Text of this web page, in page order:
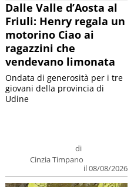
Dalle Valle d’Aosta al
Friuli: Henry regala un
motorino Ciao ai
ragazzini che
vendevano limonata
di
Cinzia Timpano
il 08/08/2026
Ondata di generosità per i tre
giovani della provincia di
Udine